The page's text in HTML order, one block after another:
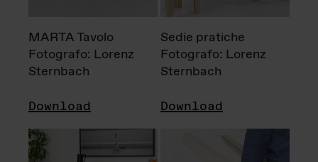
MARTA Tavolo
Fotografo: Lorenz
Sternbach
Download
Sedie pratiche
Fotografo: Lorenz
Sternbach
Download